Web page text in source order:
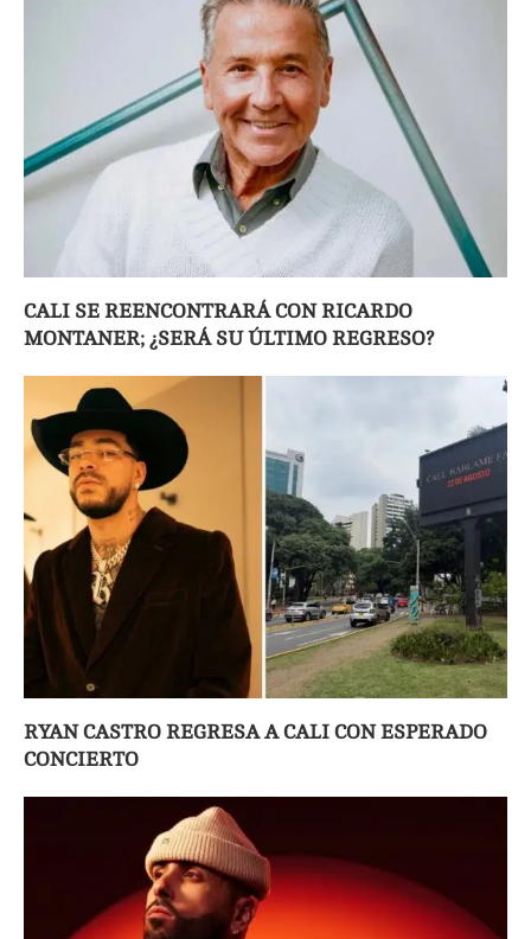
CALI SE REENCONTRARÁ CON RICARDO
MONTANER; ¿SERÁ SU ÚLTIMO REGRESO?
RYAN CASTRO REGRESA A CALI CON ESPERADO
CONCIERTO